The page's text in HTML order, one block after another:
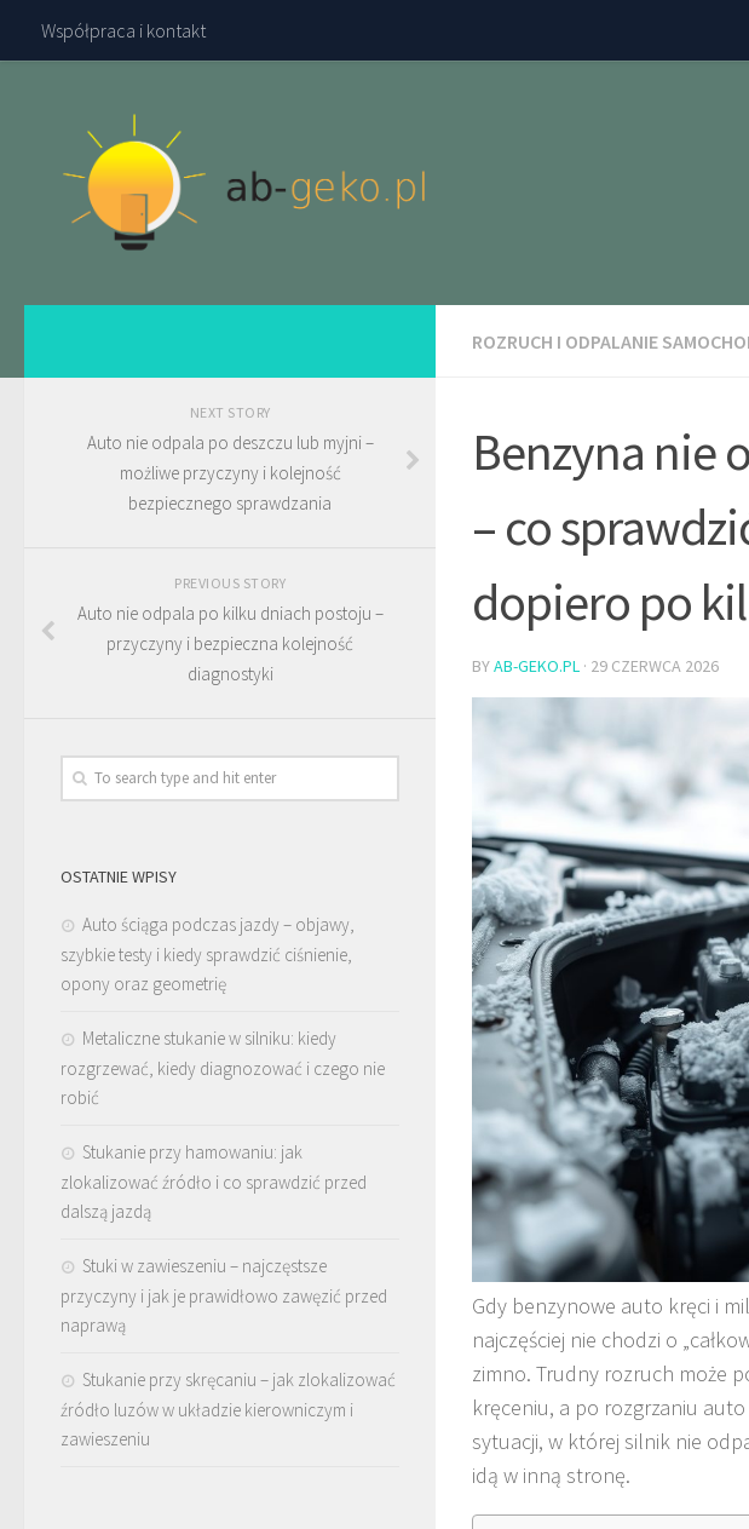
Współpraca i kontakt
ROZRUCH I ODPALANIE
Benzyna nie
– co
dopiero po
BYAB-GEKO.PL · 29 CZERWCA 2026
Gdy benzynowe auto kręci i
najczęściej nie chodzi o
zimno. Trudny rozruch może
kręceniu, a po rozgrzaniu
sytuacji, w której silnik nie
idą w inną stronę.
NEXT STORY
Auto nie odpala po deszczu lub myjni –
możliwe przyczyny i kolejność
bezpiecznego sprawdzania
PREVIOUS STORY
Auto nie odpala po kilku dniach postoju –
przyczyny i bezpieczna kolejność
diagnostyki
OSTATNIE WPISY
Auto ściąga podczas jazdy – objawy,
szybkie testy i kiedy sprawdzić ciśnienie,
opony oraz geometrię
Metaliczne stukanie w silniku: kiedy
rozgrzewać, kiedy diagnozować i czego nie
robić
Stukanie przy hamowaniu: jak
zlokalizować źródło i co sprawdzić przed
dalszą jazdą
Stuki w zawieszeniu – najczęstsze
przyczyny i jak je prawidłowo zawęzić przed
naprawą
Stukanie przy skręcaniu – jak zlokalizować
źródło luzów w układzie kierowniczym i
zawieszeniu